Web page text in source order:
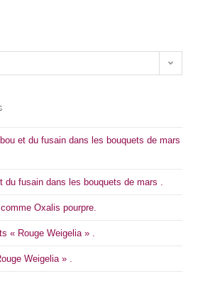
et du fusain dans les bouquets de mars
du fusain dans les bouquets de mars .
Oxalis pourpre.
« Rouge Weigelia » .
Weigelia » .